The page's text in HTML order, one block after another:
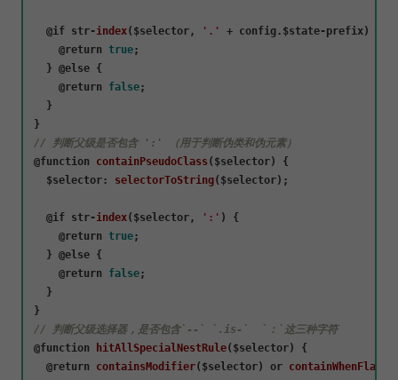
  @
if str-index( $selector, '.' + config.$state-prefix) {
    @
return true;
  } @
else {
    @
return false;
  }
// 判断父级是否包含 ':' （用于判断伪类和伪元素）
@function containPseudoClass ( $selector) {
$selector: selectorToString($selector);
  @
if str-index( $selector, ':' ) {
    @
return true;
  } @
else {
    @
return false;
  }
// 判断父级选择器，是否包含`--` `.is-`  `：`这三种字符
@function hitAllSpecialNestRule( $selector) {
  @
return containsModifier($selector) or containWhenFlag